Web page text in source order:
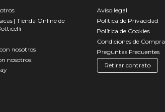
| Tienda Online de
nosotros
nosotros
Aviso legal
Política de Privacidad
Política de Cookies
Condiciones de Compra
Preguntas Frecuentes
Retirar contrato